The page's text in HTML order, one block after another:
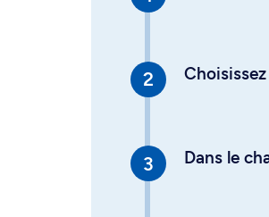
Dans le